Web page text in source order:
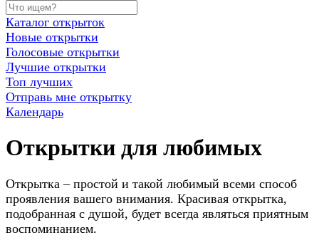
Каталог открыток
Новые открытки
Голосовые открытки
Лучшие открытки
Топ лучших
Отправь мне открытку
Календарь
Открытки для любимых
Открытка – простой и такой любимый всеми способ
проявления вашего внимания. Красивая открытка,
подобранная с душой, будет всегда являться приятным
воспоминанием.